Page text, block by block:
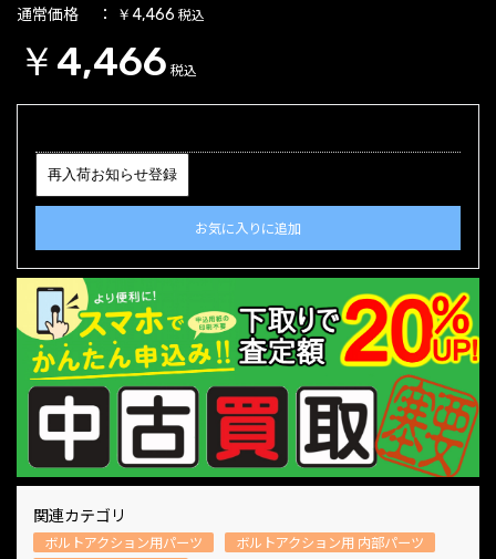
通常価格 ￥4,466 税込
￥4,466 税込
再入荷お知らせ登録
お気に入りに追加
関連カテゴリ
ボルトアクション用パーツ
ボルトアクション用 内部パーツ